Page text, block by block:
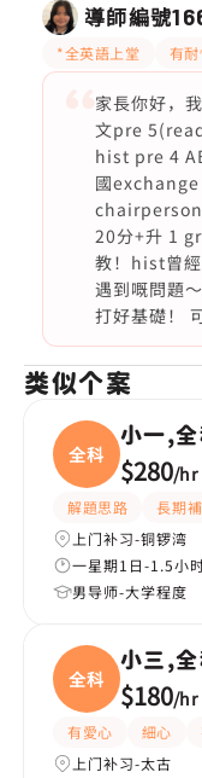
導師編號
*全英語上堂 有耐
家長你好，
文pre
hist pre 4
國
chairperson
20分+升 1
教！hist曾
遇到嘅問題
打好基礎！
类似个案
全科
小一,
$280/hr
解題思路 長期
上门补习-铜锣湾
一星期1日-1.5小
男导师-大学程度
全科
小三,
$180/hr
有愛心 細心
上门补习-太古